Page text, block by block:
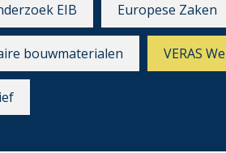
EIB Europese Zaken
bouwmaterialen VERAS